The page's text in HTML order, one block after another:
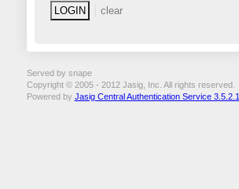
Served by snape
Copyright © 2005 - 2012 Jasig, Inc. All rights reserved.
Powered by Jasig Central Authentication Service 3.5.2.1